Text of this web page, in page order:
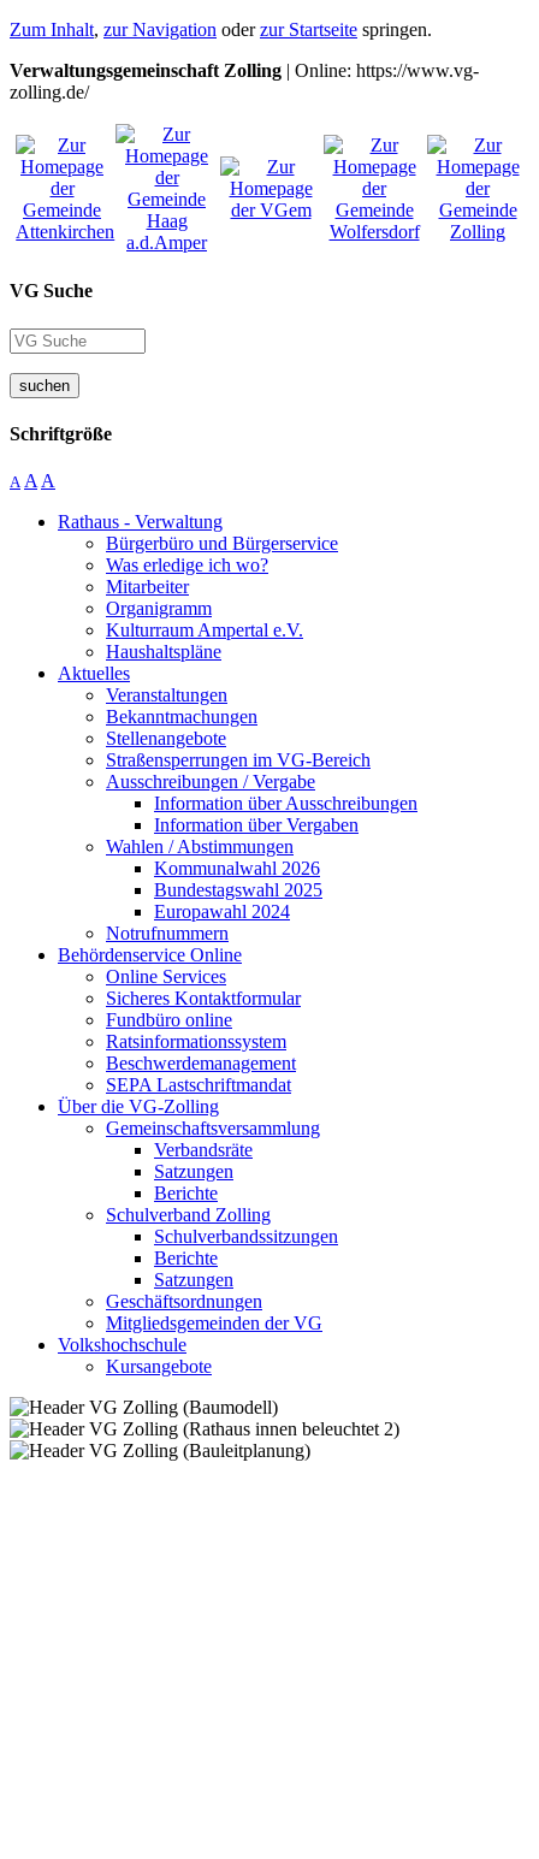
Zum Inhalt, zur Navigation oderzur Startseite springen.
Verwaltungsgemeinschaft Zolling | Online: https://www.vg-
zolling.de/
VG Suche
suchen
Schriftgröße
A A A
Rathaus - Verwaltung
Bürgerbüro und Bürgerservice
Was erledige ich wo?
Mitarbeiter
Organigramm
Kulturraum Ampertal e.V.
Haushaltspläne
Aktuelles
Veranstaltungen
Bekanntmachungen
Stellenangebote
Straßensperrungen im VG-Bereich
Ausschreibungen / Vergabe
Information über Ausschreibungen
Information über Vergaben
Wahlen / Abstimmungen
Kommunalwahl 2026
Bundestagswahl 2025
Europawahl 2024
Notrufnummern
Behördenservice Online
Online Services
Sicheres Kontaktformular
Fundbüro online
Ratsinformationssystem
Beschwerdemanagement
SEPA Lastschriftmandat
Über die VG-Zolling
Gemeinschaftsversammlung
Verbandsräte
Satzungen
Berichte
Schulverband Zolling
Schulverbandssitzungen
Berichte
Satzungen
Geschäftsordnungen
Mitgliedsgemeinden der VG
Volkshochschule
Kursangebote